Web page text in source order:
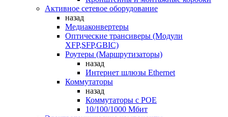
Активное сетевое оборудование
назад
Медиаконвертеры
Оптические трансиверы (Модули
XFP,SFP,GBIC)
Роутеры (Маршрутизаторы)
назад
Интернет шлюзы Ethernet
Коммутаторы
назад
Коммутаторы c POE
10/100/1000 Мбит